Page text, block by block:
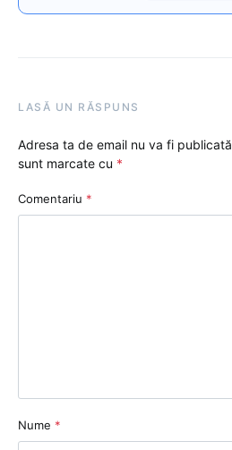
LASĂ UN RĂSPUNS
Adresa ta de email nu va fi
sunt marcate cu *
Comentariu *
Nume *